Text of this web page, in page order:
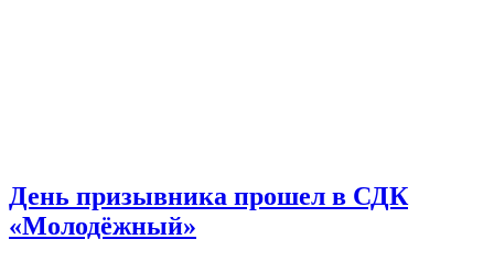
День призывника прошел в СДК
«Молодёжный»